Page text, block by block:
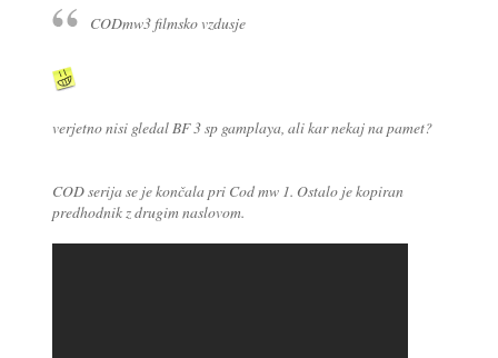
CODmw3 filmsko vzdusje
verjetno nisi gledal BF 3 sp gamplaya, ali kar nekaj na pamet?
COD serija se je končala pri Cod mw 1. Ostalo je kopiran
predhodnik z drugim naslovom.